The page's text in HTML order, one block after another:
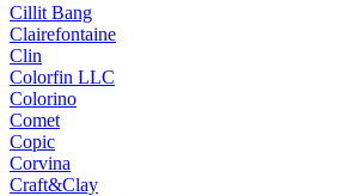
Cillit Bang
Clairefontaine
Clin
Colorfin LLC
Colorino
Comet
Copic
Corvina
Craft&Clay